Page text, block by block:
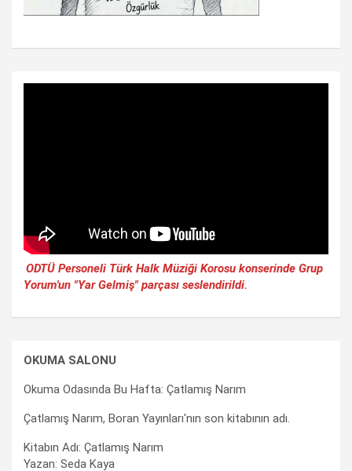
ODTÜ Personeli Türk Halk Müziği Korosu konserinde Grup
Yorum'un "Yar Gelmiş" parçası seslendirildi.
OKUMA SALONU
Okuma Odasında Bu Hafta: Çatlamış Narım
Çatlamış Narım, Boran Yayınları'nın son kitabının adı.
Kitabın Adı: Çatlamış Narım
Yazan: Seda Kaya